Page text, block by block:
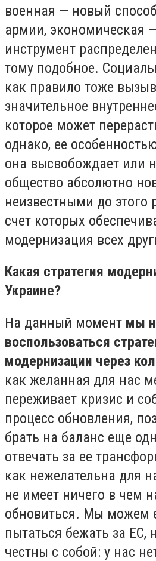
военная — новый
армии, экономическая
инструмент
тому подобное.
как правило тоже
значительное
которое может
однако, ее
она высвобождает или
общество абсолютно
неизвестными до этого
счет которых
модернизация всех
Какая стратегия
Украине?
На данный момент мы
воспользоваться
модернизации через
как желанная для нас
переживает кризис и
процесс обновления,
брать на баланс еще
отвечать за ее
как нежелательна для
не имеет ничего в чем
обновиться. Мы можем
пытаться бежать за ЕС,
честны с собой: у нас